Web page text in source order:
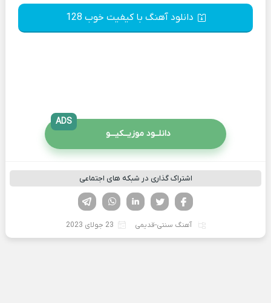
دانلود آهنگ با کیفیت خوب 128
دانلــود موزیــکیـــو
ADS
اشتراک گذاری در شبکه های اجتماعی
لینکدین تویتر
فیسوک
آهنگ سنتی-قدیمی 23 جولای 2023